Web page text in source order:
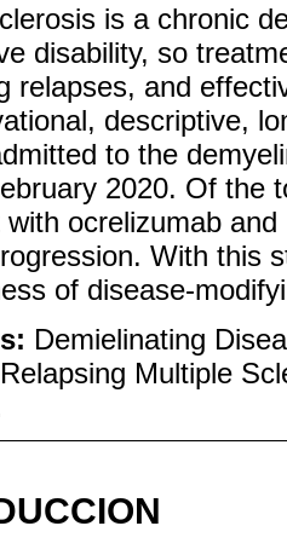
is a chronic
disability, so
relapses, and
descriptive,
to the
2020. Of the
ocrelizumab
With this
of disease-
Demielinating
Multiple